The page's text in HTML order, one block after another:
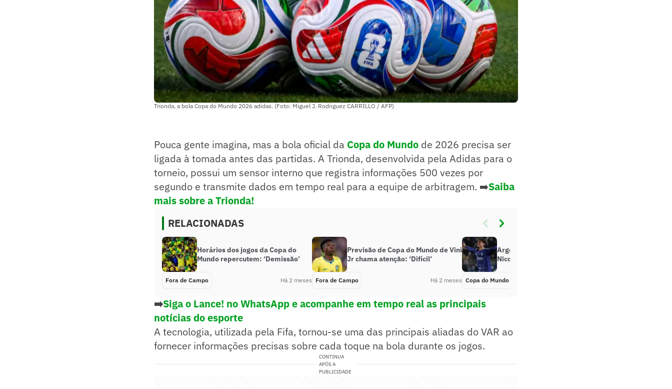
Trionda, a bola Copa do Mundo 2026 adidas. (Foto: Miguel J. Rodriguez CARRILLO / AFP)
Pouca gente imagina, mas a bola oficial da Copa do Mundo de 2026 precisa ser
ligada à tomada antes das partidas. A Trionda, desenvolvida pela Adidas para o
torneio, possui um sensor interno que registra informações 500 vezes por
segundo e transmite dados em tempo real para a equipe de arbitragem. ➡️Saiba
mais sobre a Trionda!
RELACIONADAS
Horários dos jogos da Copa do
Mundo repercutem: ‘Demissão’
Fora de Campo Há 2 meses
Previsão de Copa do Mundo de Vini
Jr chama atenção: ‘Difícil’
Fora de Campo Há 2 meses
Argentina liga alerta máximo por
Nico Paz para a Copa do Mundo
Copa do Mundo
➡️Siga o Lance! no WhatsApp e acompanhe em tempo real as principais
notícias do esporte
A tecnologia, utilizada pela Fifa, tornou-se uma das principais aliadas do VAR ao
fornecer informações precisas sobre cada toque na bola durante os jogos.
CONTINUA
APÓS A
PUBLICIDADE